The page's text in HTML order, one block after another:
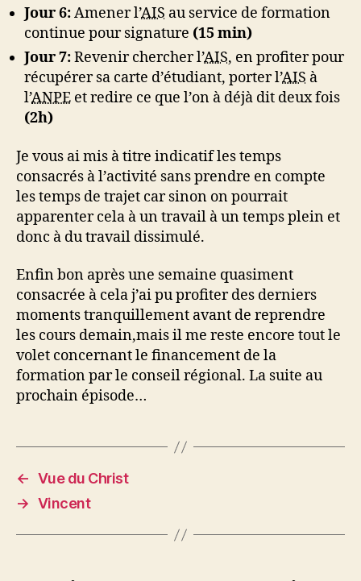
Jour 6:Amener l’AIS au service de formation
continue pour signature (15 min)
Jour 7:Revenir chercher l’AIS, en profiter pour
récupérer sa carte d’étudiant, porter l’AIS à
l’ANPE et redire ce que l’on à déjà dit deux fois
(2h)
Je vous ai mis à titre indicatif les temps
consacrés à l’activité sans prendre en compte
les temps de trajet car sinon on pourrait
apparenter cela à un travail à un temps plein et
donc à du travail dissimulé.
Enfin bon après une semaine quasiment
consacrée à cela j’ai pu profiter des derniers
moments tranquillement avant de reprendre
les cours demain,mais il me reste encore tout le
volet concernant le financement de la
formation par le conseil régional. La suite au
prochain épisode…
← Vue du Christ
→ Vincent